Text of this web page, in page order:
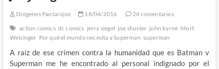
mundo
necesita
Superman
(III)
Diógenes Pantarújez 18/04/2016
24 comentarios
action comics dc comics jerry siegel joe shuster john byrne Mort
Weisinger Por qué el mundo necesita a Superman superman
A raíz de ese crimen contra la humanidad que es Batman v
Superman me he encontrado al personal indignado por el